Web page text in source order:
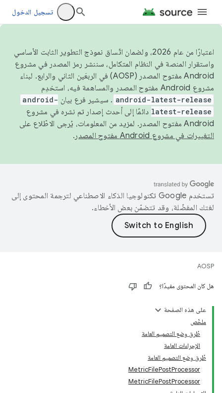
تسجيل الدخول
اعتبارًا من عام 2026، ولضمان اتّساق نموذج التطوير الثابت الأساسي
واستقرار المنصة في النظام المتكامل، سننشر رمز المصدر في مشروع
Android مفتوح المصدر (AOSP) في الربعَين الثاني والرابع. لبناء
مشروع Android مفتوح المصدر والمساهمة فيه، استخدِم
android-latest-release . سيشير فرع بيان android-
latest-release دائمًا إلى أحدث إصدار تم نشره في مشروع
Android مفتوح المصدر. لمزيد من المعلومات، يُرجى الاطّلاع على
التغييرات في مشروع Android مفتوح المصدر
.
تستخدم Google تكنولوجيا الذكاء الاصطناعي لترجمة المحتوى إلى
لغتك المفضّلة، وقد تتضمّن بعض الأخطاء.
AOSP
هل كان المحتوى مفيدًا؟
على هذه الصفحة
ملخّص
طُرق وضع التصميم العامة
الإجراءات العامة
طُرق وضع التصميم العامة
MetricFilePostProcessor
MetricFilePostProcessor